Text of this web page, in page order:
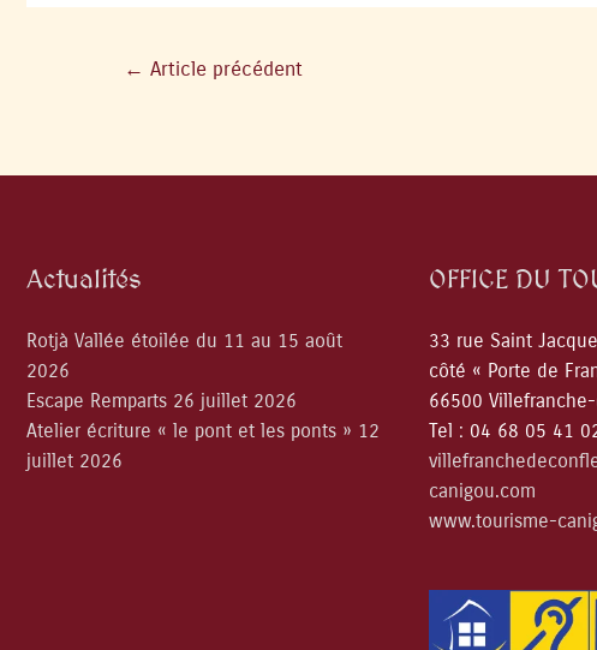
← Article précédent
Actualités
Rotjà Vallée étoilée du 11 au 15 août
2026
Escape Remparts 26 juillet 2026
Atelier écriture « le pont et les ponts » 12
juillet 2026
OFFICE DU
33 rue Saint
côté « Porte de
66500
Tel : 04 68 05 41
canigou.com
www.tourisme-